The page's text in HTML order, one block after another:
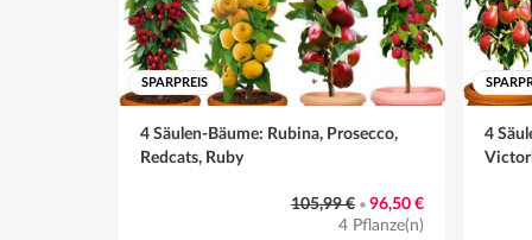
SPARPREIS
4 Säulen-Bäume: Rubina, Prosecco,
Redcats, Ruby
105,99 € • 96,50 €
4 Pflanze(n)
4